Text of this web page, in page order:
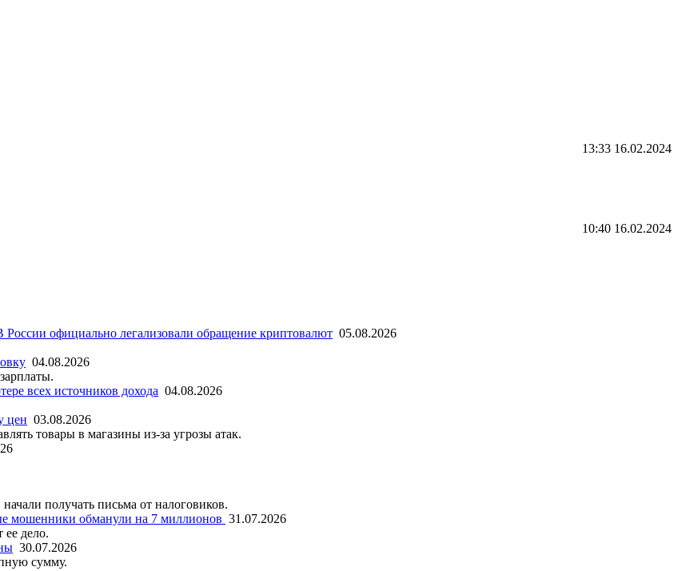
13:33 16.02.2024
10:40 16.02.2024
России официально легализовали обращение криптовалют 05.08.2026
04.08.2026
всех источников дохода 04.08.2026
цен 03.08.2026
товары в магазины из-за угрозы атак.
получать письма от налоговиков.
мошенники обманули на 7 миллионов 31.07.2026
ее дело.
30.07.2026
сумму.